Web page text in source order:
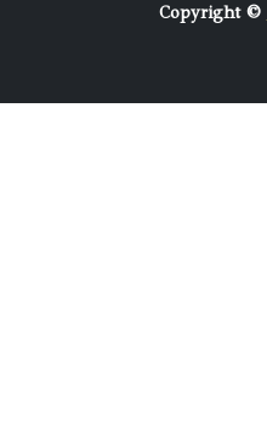
Copyright ©